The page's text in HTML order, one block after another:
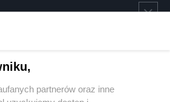
partnerów oraz inne